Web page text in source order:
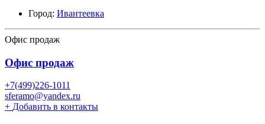
Город: Ивантеевка
Офис продаж
Офис продаж
+7(499)226-1011
sferamo@yandex.ru
+ Добавить в контакты